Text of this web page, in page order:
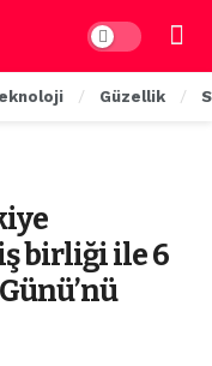
Dark mode
Güzellik
birliği ile 6